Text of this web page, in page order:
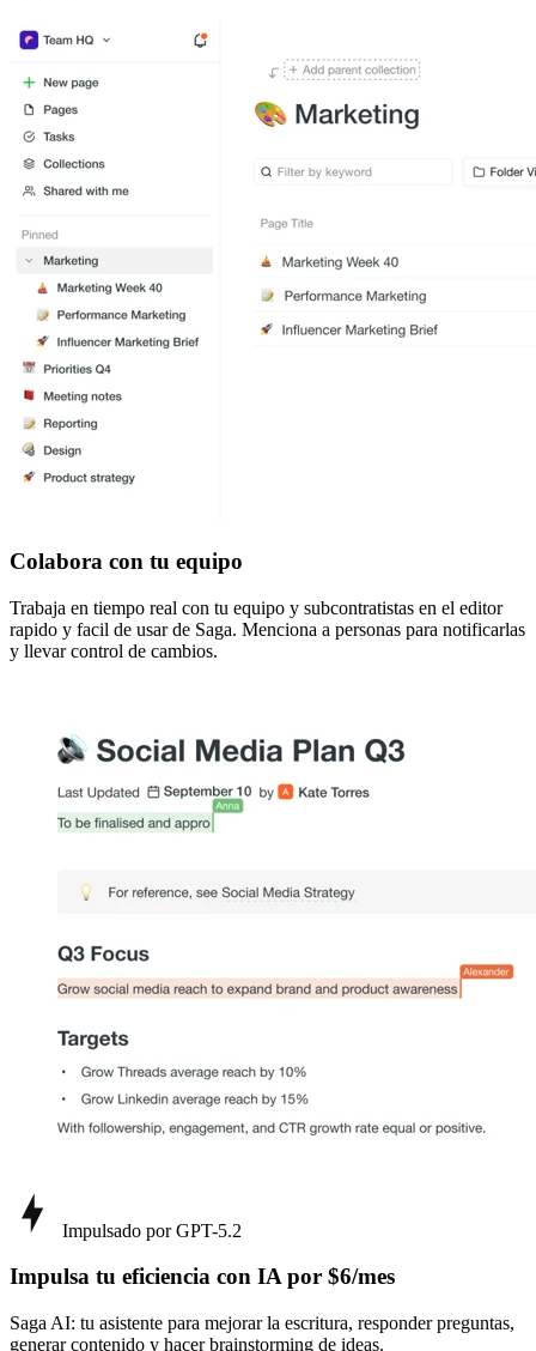
Colabora con tu equipo
Trabaja en tiempo real con tu equipo y subcontratistas en el editor
rapido y facil de usar de Saga. Menciona a personas para notificarlas
y llevar control de cambios.
Impulsado por GPT-5.2
Impulsa tu eficiencia con IA por $6/mes
Saga AI: tu asistente para mejorar la escritura, responder preguntas,
generar contenido y hacer brainstorming de ideas.